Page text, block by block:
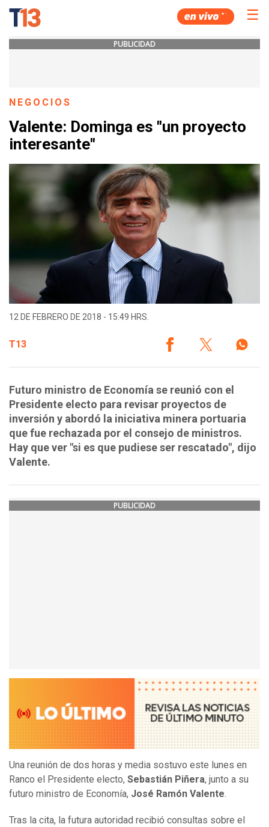
☰
PUBLICIDAD
NEGOCIOS
Valente: Dominga es "un proyecto
interesante"
12 DE FEBRERO DE 2018 - 15:49 HRS.
T13
Futuro ministro de Economía se reunió con el
Presidente electo para revisar proyectos de
inversión y abordó la iniciativa minera portuaria
que fue rechazada por el consejo de ministros.
Hay que ver "si es que pudiese ser rescatado", dijo
Valente.
PUBLICIDAD
Una reunión de dos horas y media sostuvo este lunes en
Ranco el Presidente electo, Sebastián Piñera, junto a su
futuro ministro de Economía, José Ramón Valente.
Tras la cita, la futura autoridad recibió consultas sobre el